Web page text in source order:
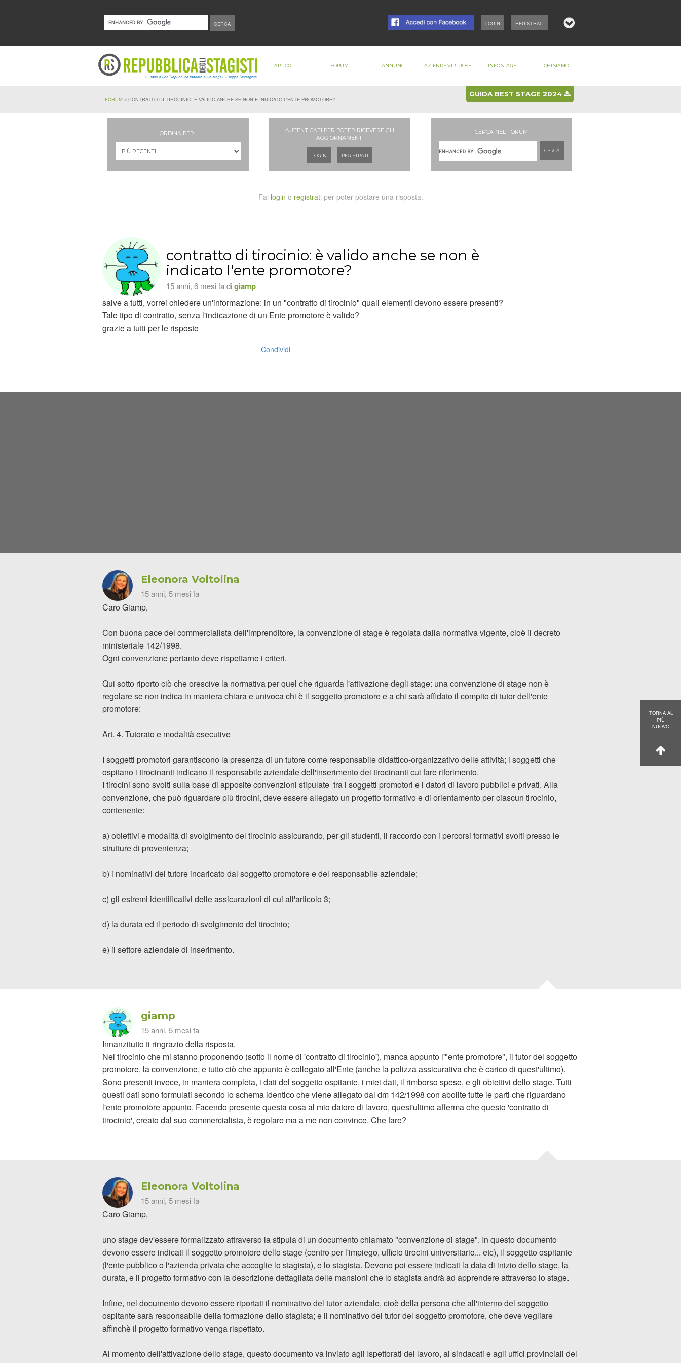
REGISTRATI
LOGIN
GUIDA BEST STAGE 2024
ARTICOLI FORUM ANNUNCI AZIENDE VIRTUOSE INFO STAGE CHI SIAMO
FORUM CONTRATTO DI TIROCINIO: È VALIDO ANCHE SE NON È INDICATO L'ENTE PROMOTORE?
ORDINA PER...
AUTENTICATI PER POTER RICEVERE GLI
AGGIORNAMENTI
LOGIN REGISTRATI
CERCA NEL FORUM
CERCA
Fai login o registratiper poter postare una risposta.
contratto di tirocinio: è valido anche se non è
indicato l'ente promotore?
15 anni, 6 mesi fa digiamp
salve a tutti, vorrei chiedere un'informazione: in un "contratto di tirocinio" quali elementi devono essere presenti?
Tale tipo di contratto, senza l'indicazione di un Ente promotore è valido?
grazie a tutti per le risposte
Condividi
Eleonora Voltolina
15 anni, 5 mesi fa
Caro Giamp,
Con buona pace del commercialista dell'imprenditore, la convenzione di stage è regolata dalla normativa vigente, cioè il decreto
ministeriale 142/1998.
Ogni convenzione pertanto deve rispettarne i criteri.
Qui sotto riporto ciò che orescive la normativa per quel che riguarda l'attivazione degli stage: una convenzione di stage non è
regolare se non indica in maniera chiara e univoca chi è il soggetto promotore e a chi sarà affidato il compito di tutor dell'ente
promotore:
Art. 4. Tutorato e modalità esecutive
I soggetti promotori garantiscono la presenza di un tutore come responsabile didattico-organizzativo delle attività; i soggetti che
ospitano i tirocinanti indicano il responsabile aziendale dell'inserimento dei tirocinanti cui fare riferimento.
I tirocini sono svolti sulla base di apposite convenzioni stipulate tra i soggetti promotori e i datori di lavoro pubblici e privati. Alla
convenzione, che può riguardare più tirocini, deve essere allegato un progetto formativo e di orientamento per ciascun tirocinio,
contenente:
a) obiettivi e modalità di svolgimento del tirocinio assicurando, per gli studenti, il raccordo con i percorsi formativi svolti presso le
strutture di provenienza;
b) i nominativi del tutore incaricato dal soggetto promotore e del responsabile aziendale;
c) gli estremi identificativi delle assicurazioni di cui all'articolo 3;
d) la durata ed il periodo di svolgimento del tirocinio;
e) il settore aziendale di inserimento.
giamp
15 anni, 5 mesi fa
Innanzitutto ti ringrazio della risposta.
Nel tirocinio che mi stanno proponendo (sotto il nome di 'contratto di tirocinio'), manca appunto l'"ente promotore", il tutor del soggetto
promotore, la convenzione, e tutto ciò che appunto è collegato all'Ente (anche la polizza assicurativa che è carico di quest'ultimo).
Sono presenti invece, in maniera completa, i dati del soggetto ospitante, i miei dati, il rimborso spese, e gli obiettivi dello stage. Tutti
questi dati sono formulati secondo lo schema identico che viene allegato dal dm 142/1998 con abolite tutte le parti che riguardano
l'ente promotore appunto. Facendo presente questa cosa al mio datore di lavoro, quest'ultimo afferma che questo 'contratto di
tirocinio', creato dal suo commercialista, è regolare ma a me non convince. Che fare?
Eleonora Voltolina
15 anni, 5 mesi fa
Caro Giamp,
uno stage dev'essere formalizzato attraverso la stipula di un documento chiamato "convenzione di stage". In questo documento
devono essere indicati il soggetto promotore dello stage (centro per l'impiego, ufficio tirocini universitario... etc), il soggetto ospitante
(l'ente pubblico o l'azienda privata che accoglie lo stagista), e lo stagista. Devono poi essere indicati la data di inizio dello stage, la
durata, e il progetto formativo con la descrizione dettagliata delle mansioni che lo stagista andrà ad apprendere attraverso lo stage.
Infine, nel documento devono essere riportati il nominativo del tutor aziendale, cioè della persona che all'interno del soggetto
ospitante sarà responsabile della formazione dello stagista; e il nominativo del tutor del soggetto promotore, che deve vegliare
affinchè il progetto formativo venga rispettato.
Al momento dell'attivazione dello stage, questo documento va inviato agli Ispettorati del lavoro, ai sindacati e agli uffici provinciali del
TORNA AL
PIÙ
NUOVO